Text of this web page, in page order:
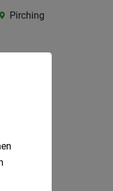
Pirching